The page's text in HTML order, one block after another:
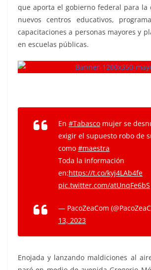
que aporta el gobierno federal para la
nuevos centros educativos,
capacitaciones a personas mayores y
en escuelas públicas.
En #Tabasco mujer se
exigir el supuesto robo de
como #maestra
Toda la información
en:https://t.co/kyj4LAb4fe
pic.twitter.com/atUnqFe6bS
— PacoZeaCom
13, 2023
Enojada y lanzando maldiciones al